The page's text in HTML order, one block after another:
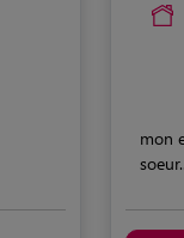
mon